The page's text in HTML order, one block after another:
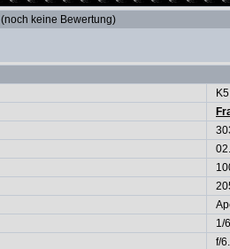
(noch keine Bewertung)
1/
f/